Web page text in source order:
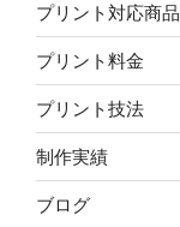
プリント対応商品
プリント料金
プリント技法
制作実績
ブログ